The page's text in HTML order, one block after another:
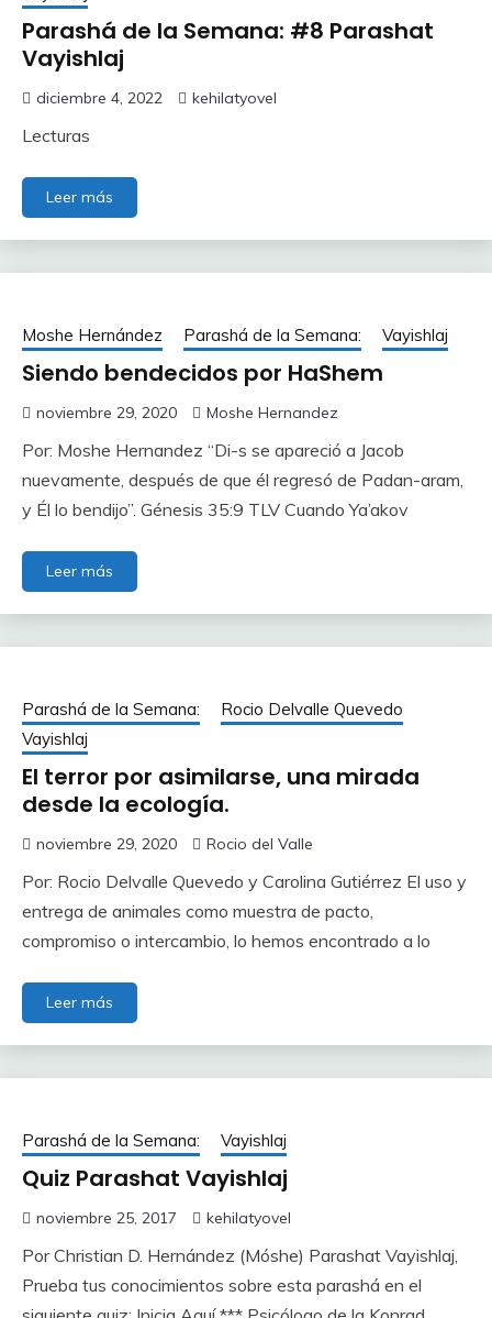
Parashá de la Semana: #8 Parashat
Vayishlaj
diciembre 4, 2022 kehilatyovel
Lecturas
Leer más
Moshe Hernández Parashá de la Semana: Vayishlaj
Siendo bendecidos por HaShem
noviembre 29, 2020 Moshe Hernandez
Por: Moshe Hernandez “Di-s se apareció a Jacob
nuevamente, después de que él regresó de Padan-aram,
y Él lo bendijo”. Génesis 35:9 TLV Cuando Ya’akov
Leer más
Parashá de la Semana:
Rocio Delvalle Quevedo
Vayishlaj
El terror por asimilarse, una mirada
desde la ecología.
noviembre 29, 2020 Rocio del Valle
Por: Rocio Delvalle Quevedo y Carolina Gutiérrez El uso y
entrega de animales como muestra de pacto,
compromiso o intercambio, lo hemos encontrado a lo
Leer más
Parashá de la Semana: Vayishlaj
Quiz Parashat Vayishlaj
noviembre 25, 2017 kehilatyovel
Por Christian D. Hernández (Móshe) Parashat Vayishlaj,
Prueba tus conocimientos sobre esta parashá en el